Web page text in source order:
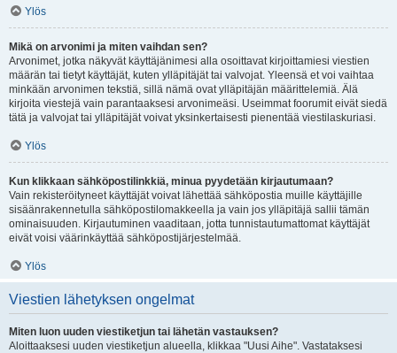
Ylös
Mikä on arvonimi ja miten vaihdan sen?
Arvonimet, jotka näkyvät käyttäjänimesi alla osoittavat kirjoittamiesi viestien
määrän tai tietyt käyttäjät, kuten ylläpitäjät tai valvojat. Yleensä et voi vaihtaa
minkään arvonimen tekstiä, sillä nämä ovat ylläpitäjän määrittelemiä. Älä
kirjoita viestejä vain parantaaksesi arvonimeäsi. Useimmat foorumit eivät siedä
tätä ja valvojat tai ylläpitäjät voivat yksinkertaisesti pienentää viestilaskuriasi.
Ylös
Kun klikkaan sähköpostilinkkiä, minua pyydetään kirjautumaan?
Vain rekisteröityneet käyttäjät voivat lähettää sähköpostia muille käyttäjille
sisäänrakennetulla sähköpostilomakkeella ja vain jos ylläpitäjä sallii tämän
ominaisuuden. Kirjautuminen vaaditaan, jotta tunnistautumattomat käyttäjät
eivät voisi väärinkäyttää sähköpostijärjestelmää.
Ylös
Viestien lähetyksen ongelmat
Miten luon uuden viestiketjun tai lähetän vastauksen?
Aloittaaksesi uuden viestiketjun alueella, klikkaa "Uusi Aihe". Vastataksesi